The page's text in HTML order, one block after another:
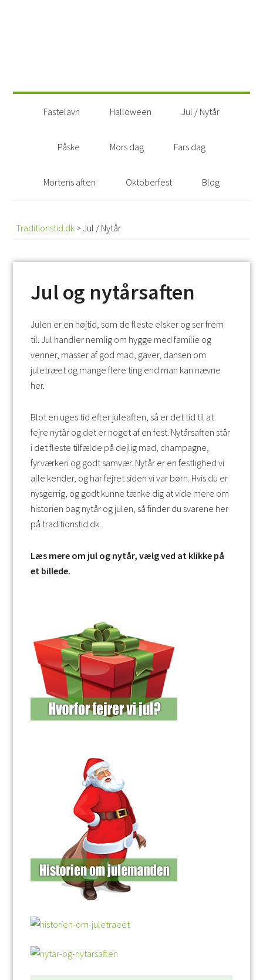
Fastelavn Halloween Jul / Nytår
Påske Mors dag Fars dag
Mortens aften Oktoberfest Blog
Traditionstid.dk >Jul / Nytår
Jul og nytårsaften
Julen er en højtid, som de fleste elsker og ser frem
til. Jul handler nemlig om hygge med familie og
venner, masser af god mad, gaver, dansen om
juletræet og mange flere ting end man kan nævne
her.
Blot en uges tid efter juleaften, så er det tid til at
fejre nytår og det er noget af en fest. Nytårsaften står
i det fleste tilfælde på dejlig mad, champagne,
fyrværkeri og godt samvær. Nytår er en festlighed vi
alle kender, og har fejret siden vi var børn. Hvis du er
nysgerrig, og godt kunne tænke dig at vide mere om
historien bag nytår og julen, så finder du svarene her
på traditionstid.dk.
Læs mere om jul og nytår, vælg ved at klikke på
et billede.